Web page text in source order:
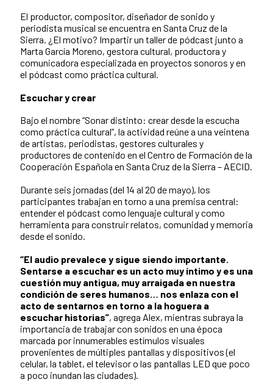
El productor, compositor, diseñador de sonido y
periodista musical se encuentra en Santa Cruz de la
Sierra. ¿El motivo? Impartir un taller de pódcast junto a
Marta García Moreno, gestora cultural, productora y
comunicadora especializada en proyectos sonoros y en
el pódcast como práctica cultural.
Escuchar y crear
Bajo el nombre “Sonar distinto: crear desde la escucha
como práctica cultural”, la actividad reúne a una veintena
de artistas, periodistas, gestores culturales y
productores de contenido en el Centro de Formación de la
Cooperación Española en Santa Cruz de la Sierra – AECID.
Durante seis jornadas (del 14 al 20 de mayo), los
participantes trabajan en torno a una premisa central:
entender el pódcast como lenguaje cultural y como
herramienta para construir relatos, comunidad y memoria
desde el sonido.
“El audio prevalece y sigue siendo importante.
Sentarse a escuchar es un acto muy íntimo y es una
cuestión muy antigua, muy arraigada en nuestra
condición de seres humanos… nos enlaza con el
acto de sentarnos en torno a la hoguera a
escuchar historias”, agrega Alex, mientras subraya la
importancia de trabajar con sonidos en una época
marcada por innumerables estímulos visuales
provenientes de múltiples pantallas y dispositivos (el
celular, la tablet, el televisor o las pantallas LED que poco
a poco inundan las ciudades).